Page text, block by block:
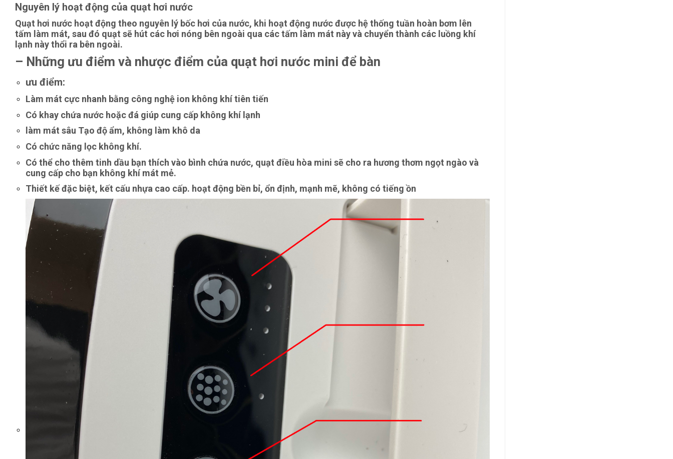
Nguyên lý hoạt động của quạt hơi nước
Quạt hơi nước hoạt động theo nguyên lý bốc hơi của nước, khi hoạt động nước được hệ thống tuần hoàn bơm lên
tấm làm mát, sau đó quạt sẽ hút các hơi nóng bên ngoài qua các tấm làm mát này và chuyển thành các luồng khí
lạnh này thổi ra bên ngoài.
– Những ưu điểm và nhược điểm của quạt hơi nước mini để bàn
ưu điểm:
Làm mát cực nhanh bằng công nghệ ion không khí tiên tiến
Có khay chứa nước hoặc đá giúp cung cấp không khí lạnh
làm mát sâu Tạo độ ẩm, không làm khô da
Có chức năng lọc không khí.
Có thể cho thêm tinh dầu bạn thích vào bình chứa nước, quạt điều hòa mini sẽ cho ra hương thơm ngọt ngào và
cung cấp cho bạn không khí mát mẻ.
Thiết kế đặc biệt, kết cấu nhựa cao cấp. hoạt động bền bỉ, ổn định, mạnh mẽ, không có tiếng ồn